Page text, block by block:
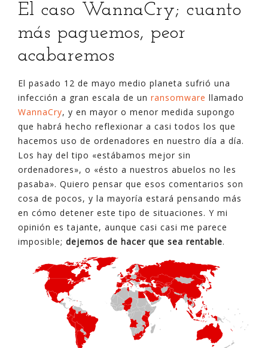
El caso WannaCry; cuanto
más paguemos, peor
acabaremos
El pasado 12 de mayo medio planeta sufrió una
infección a gran escala de un ransomware llamado
WannaCry, y en mayor o menor medida supongo
que habrá hecho reflexionar a casi todos los que
hacemos uso de ordenadores en nuestro día a día.
Los hay del tipo «estábamos mejor sin
ordenadores», o «ésto a nuestros abuelos no les
pasaba». Quiero pensar que esos comentarios son
cosa de pocos, y la mayoría estará pensando más
en cómo detener este tipo de situaciones. Y mi
opinión es tajante, aunque casi casi me parece
imposible; dejemos de hacer que sea rentable.